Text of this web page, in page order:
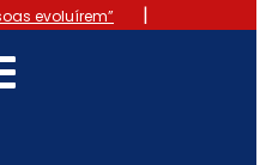
evoluírem”
|